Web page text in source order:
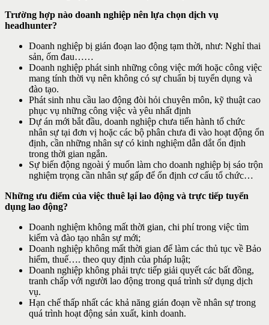
Trường hợp nào doanh nghiệp nên lựa chọn dịch vụ
headhunter?
Doanh nghiệp bị gián đoạn lao động tạm thời, như: Nghỉ thai
sản, ốm đau……
Doanh nghiệp phát sinh những công việc mới hoặc công việc
mang tính thời vụ nên không có sự chuẩn bị tuyển dụng và
đào tạo.
Phát sinh nhu cầu lao động đòi hỏi chuyên môn, kỹ thuật cao
phục vụ những công việc và yêu nhất định
Dự án mới bắt đầu, doanh nghiệp chưa tiến hành tổ chức
nhân sự tại đơn vị hoặc các bộ phân chưa đi vào hoạt động ổn
định, cần những nhân sự có kinh nghiệm dẫn dắt ổn định
trong thời gian ngắn.
Sự biến động ngoài ý muốn làm cho doanh nghiệp bị sáo trộn
nghiệm trọng cần nhân sự gấp để ổn định cơ cấu tổ chức…
Những ưu điểm của việc thuê lại lao động và trực tiếp tuyển
dụng lao động?
Doanh nghiệm không mất thời gian, chi phí trong việc tìm
kiếm và đào tạo nhân sự mới;
Doanh nghiệp không mất thời gian để làm các thủ tục về Bảo
hiểm, thuế…. theo quy định của pháp luật;
Doanh nghiệp không phải trực tiếp giải quyết các bất đồng,
tranh chấp với người lao động trong quá trình sử dụng dịch
vụ.
Hạn chế thấp nhất các khả năng gián đoạn về nhân sự trong
quá trình hoạt động sản xuất, kinh doanh.